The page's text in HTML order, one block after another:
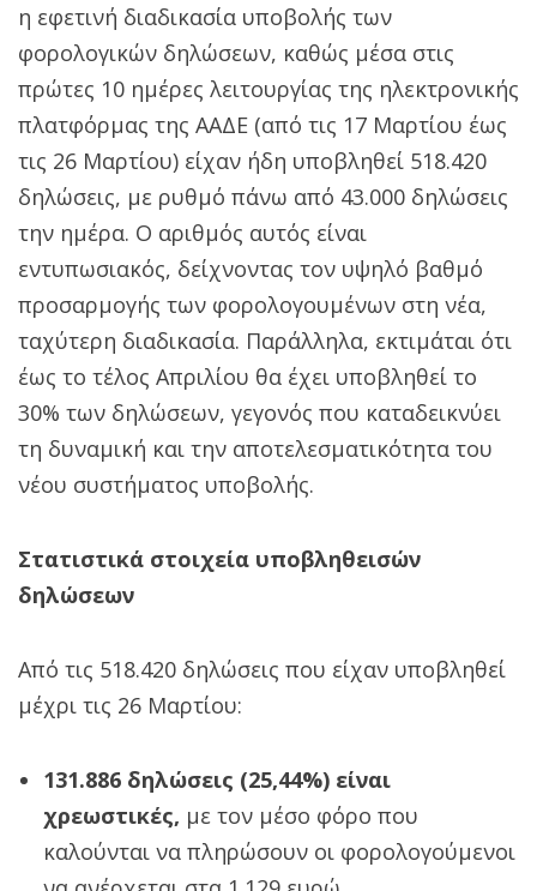
η εφετινή διαδικασία υποβολής των
φορολογικών δηλώσεων, καθώς μέσα στις
πρώτες 10 ημέρες λειτουργίας της ηλεκτρονικής
πλατφόρμας της ΑΑΔΕ (από τις 17 Μαρτίου έως
τις 26 Μαρτίου) είχαν ήδη υποβληθεί 518.420
δηλώσεις, με ρυθμό πάνω από 43.000 δηλώσεις
την ημέρα. Ο αριθμός αυτός είναι
εντυπωσιακός, δείχνοντας τον υψηλό βαθμό
προσαρμογής των φορολογουμένων στη νέα,
ταχύτερη διαδικασία. Παράλληλα, εκτιμάται ότι
έως το τέλος Απριλίου θα έχει υποβληθεί το
30% των δηλώσεων, γεγονός που καταδεικνύει
τη δυναμική και την αποτελεσματικότητα του
νέου συστήματος υποβολής.
Στατιστικά στοιχεία υποβληθεισών
δηλώσεων
Από τις 518.420 δηλώσεις που είχαν υποβληθεί
μέχρι τις 26 Μαρτίου:
131.886 δηλώσεις (25,44%) είναι
χρεωστικές, με τον μέσο φόρο που
καλούνται να πληρώσουν οι φορολογούμενοι